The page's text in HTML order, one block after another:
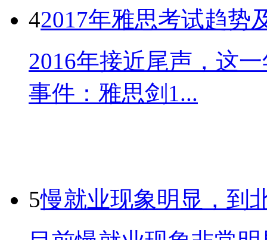
42017年雅思考试趋势
2016年接近尾声，这
事件：雅思剑1...
5慢就业现象明显，到